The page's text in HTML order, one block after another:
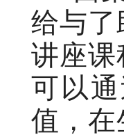
给与了
讲座
可以
值，